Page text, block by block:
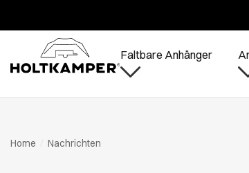
Faltbare Anhänger
Home Nachrichten